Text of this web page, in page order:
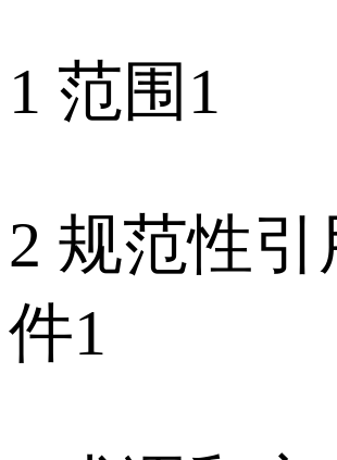
1 范围1
2 规范性引
件1